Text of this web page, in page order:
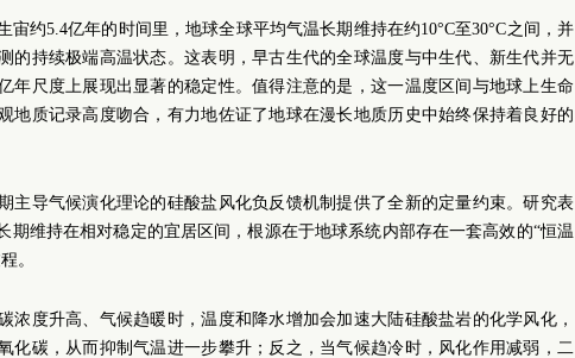
宙约5.4亿年的时间里，地球全球平均气温长期维持在约10°C至30°C之间，并
的持续极端高温状态。这表明，早古生代的全球温度与中生代、新生代并无
年尺度上展现出显著的稳定性。值得注意的是，这一温度区间与地球上生命
地质记录高度吻合，有力地佐证了地球在漫长地质历史中始终保持着良好的
主导气候演化理论的硅酸盐风化负反馈机制提供了全新的定量约束。研究表
期维持在相对稳定的宜居区间，根源在于地球系统内部存在一套高效的“恒温
。
浓度升高、气候趋暖时，温度和降水增加会加速大陆硅酸盐岩的化学风化，
化碳，从而抑制气温进一步攀升；反之，当气候趋冷时，风化作用减弱，二